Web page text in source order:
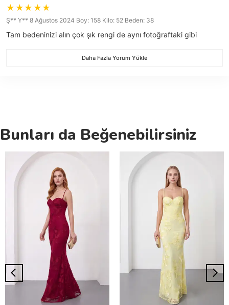
Ş** Y** 8 Ağustos 2024 Boy: 158 Kilo: 52 Beden: 38
Tam bedeninizi alın çok şık rengi de aynı fotoğraftaki gibi
Daha Fazla Yorum Yükle
Bunları da Beğenebilirsiniz